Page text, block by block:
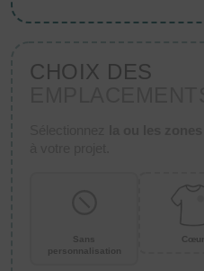
CHOIX DES
Sans
personnalisation
Cœur